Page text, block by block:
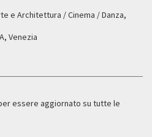
e Architettura / Cinema / Danza,
Venezia
essere aggiornato su tutte le